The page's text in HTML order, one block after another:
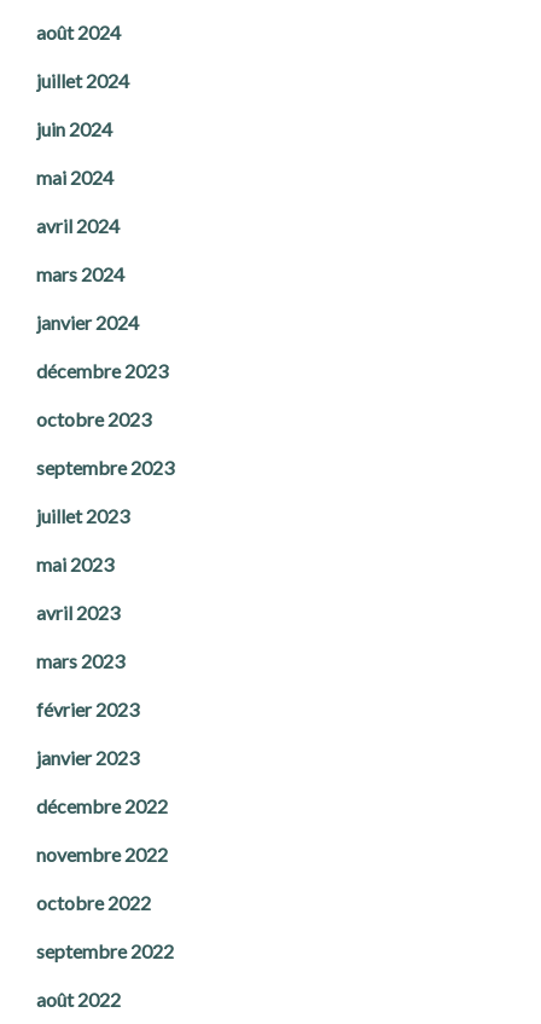
août 2024
juillet 2024
juin 2024
mai 2024
avril 2024
mars 2024
janvier 2024
décembre 2023
octobre 2023
septembre 2023
juillet 2023
mai 2023
avril 2023
mars 2023
février 2023
janvier 2023
décembre 2022
novembre 2022
octobre 2022
septembre 2022
août 2022